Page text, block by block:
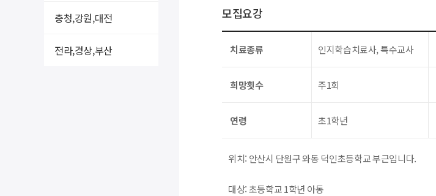
충청,강원,대전
전라,경상,부산
모집요강
치료종류 인지학습치료사, 특수교사
희망횟수 주1회
연령 초1학년
위치: 안산시 단원구 와동 덕인초등학교 부근입니다.
대상: 초등학교 1학년 아동